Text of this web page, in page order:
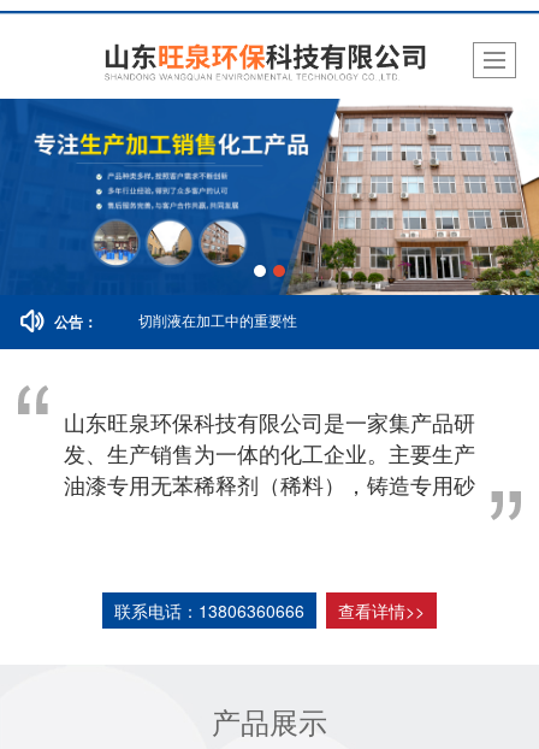
公告： 切削液在加工中的重要性
山东旺泉环保科技有限公司是一家集产品研
发、生产销售为一体的化工企业。主要生产
油漆专用无苯稀释剂（稀料），铸造专用砂
700号。
诚信至上”的原则，与多家企业建立长期合作
关系。热诚欢迎各界朋友前来参观考察洽谈
联系电话：13806360666 查看详情>>
产品展示